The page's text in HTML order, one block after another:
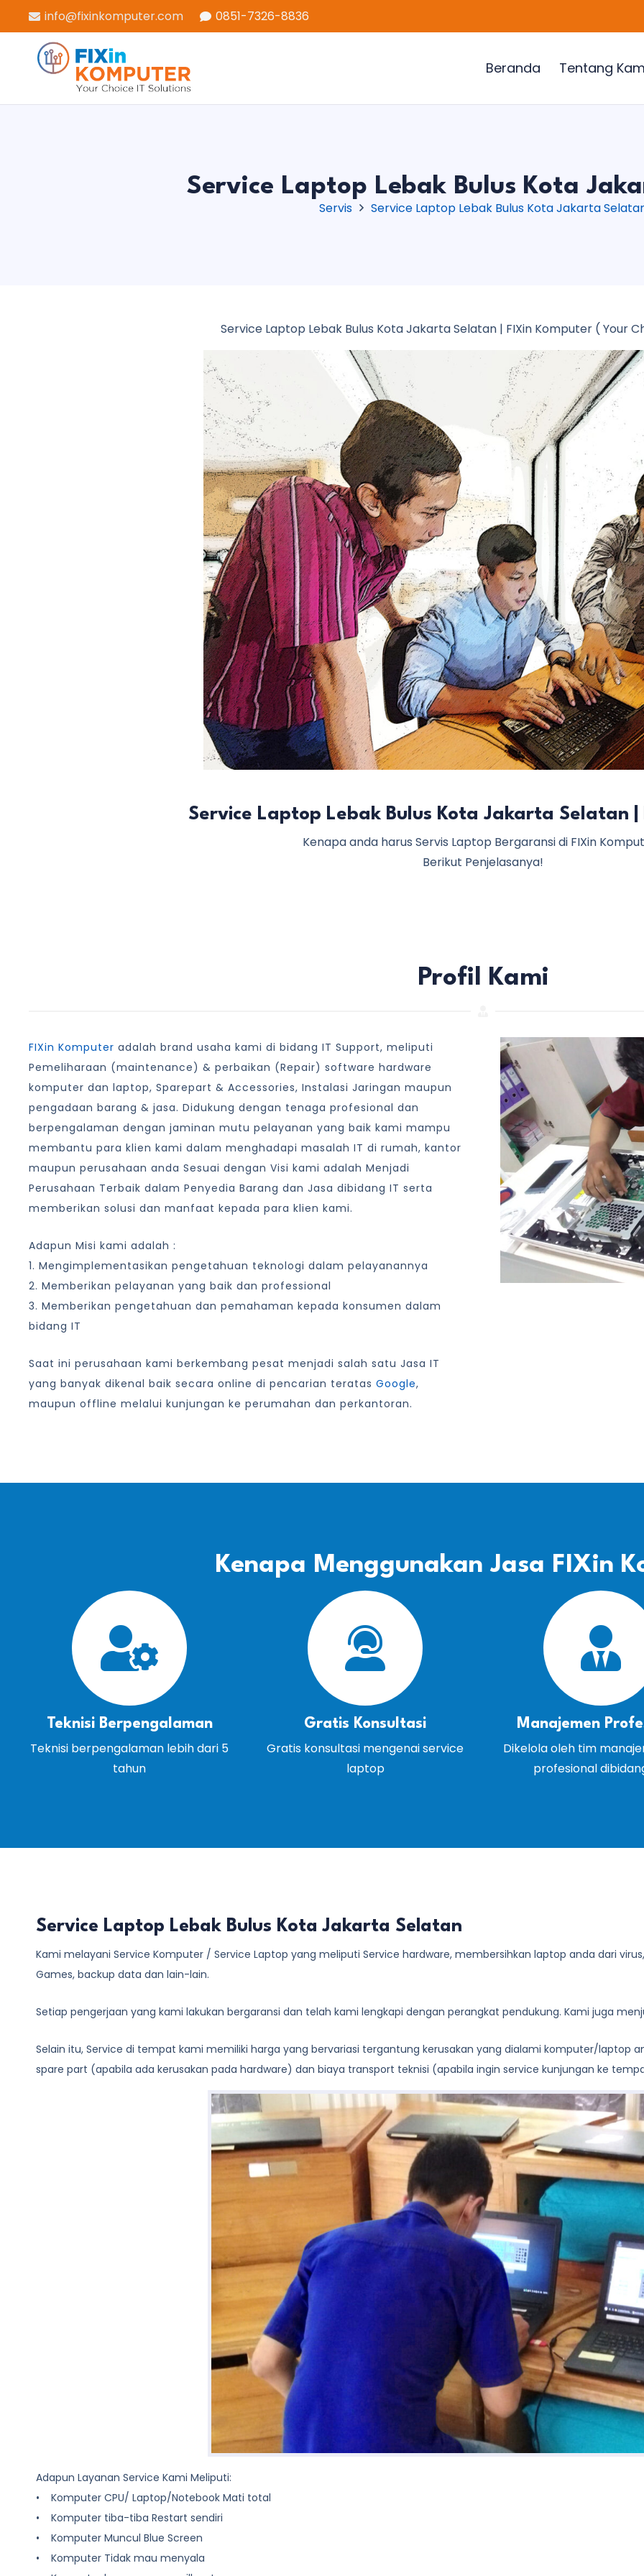
info@fixinkomputer.com 0851-7326-8836
Beranda Tentang
Service Laptop Lebak Bulus Kota
Servis Service Laptop Lebak Bulus Kota Jakarta
Service Laptop Lebak Bulus Kota Jakarta Selatan | FIXin Komputer ( Your
Service Laptop Lebak Bulus Kota Jakarta Selatan |
Kenapa anda harus Servis Laptop Bergaransi di FIXin
Berikut Penjelasanya!
Profil Kami
FIXin Komputer adalah brand usaha kami di bidang IT Support, meliputi
Pemeliharaan (maintenance) & perbaikan (Repair) software hardware
komputer dan laptop, Sparepart & Accessories, Instalasi Jaringan maupun
pengadaan barang & jasa. Didukung dengan tenaga profesional dan
berpengalaman dengan jaminan mutu pelayanan yang baik kami mampu
membantu para klien kami dalam menghadapi masalah IT di rumah, kantor
maupun perusahaan anda Sesuai dengan Visi kami adalah Menjadi
Perusahaan Terbaik dalam Penyedia Barang dan Jasa dibidang IT serta
memberikan solusi dan manfaat kepada para klien kami.
Adapun Misi kami adalah :
1. Mengimplementasikan pengetahuan teknologi dalam pelayanannya
2. Memberikan pelayanan yang baik dan professional
3. Memberikan pengetahuan dan pemahaman kepada konsumen dalam
bidang IT
Saat ini perusahaan kami berkembang pesat menjadi salah satu Jasa IT
yang banyak dikenal baik secara online di pencarian teratas Google,
maupun offline melalui kunjungan ke perumahan dan perkantoran.
Kenapa Menggunakan Jasa FIXin
Teknisi Berpengalaman
Teknisi berpengalaman lebih dari 5
tahun
Gratis Konsultasi
Gratis konsultasi mengenai service
laptop
Manajemen
Dikelola oleh tim
profesional
Service Laptop Lebak Bulus Kota Jakarta Selatan
Kami melayani Service Komputer / Service Laptop yang meliputi Service hardware, membersihkan laptop anda dari
Games, backup data dan lain-lain.
Setiap pengerjaan yang kami lakukan bergaransi dan telah kami lengkapi dengan perangkat pendukung. Kami juga
Selain itu, Service di tempat kami memiliki harga yang bervariasi tergantung kerusakan yang dialami komputer/laptop
spare part (apabila ada kerusakan pada hardware) dan biaya transport teknisi (apabila ingin service kunjungan ke
Adapun Layanan Service Kami Meliputi:
• Komputer CPU/ Laptop/Notebook Mati total
• Komputer tiba-tiba Restart sendiri
• Komputer Muncul Blue Screen
• Komputer Tidak mau menyala